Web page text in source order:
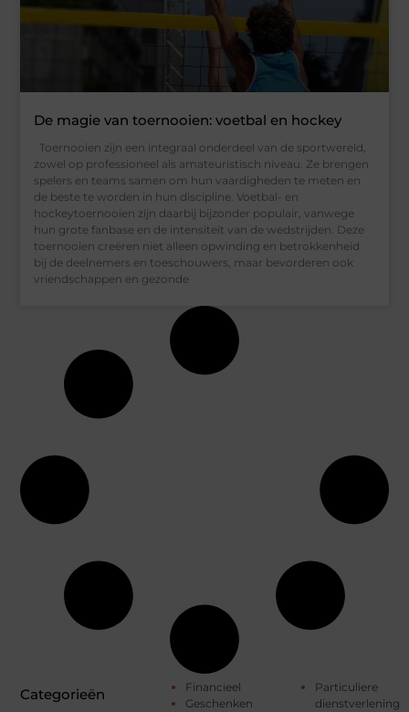
De magie van toernooien: voetbal en hockey
Toernooien zijn een integraal onderdeel van de sportwereld,
zowel op professioneel als amateuristisch niveau. Ze brengen
spelers en teams samen om hun vaardigheden te meten en
de beste te worden in hun discipline. Voetbal- en
hockeytoernooien zijn daarbij bijzonder populair, vanwege
hun grote fanbase en de intensiteit van de wedstrijden. Deze
toernooien creëren niet alleen opwinding en betrokkenheid
bij de deelnemers en toeschouwers, maar bevorderen ook
vriendschappen en gezonde
Categorieën
Financieel
Geschenken
Particuliere
dienstverlening